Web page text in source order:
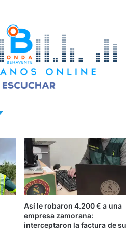
Así le robaron 4.200 € a una
empresa zamorana:
interceptaron la factura de su